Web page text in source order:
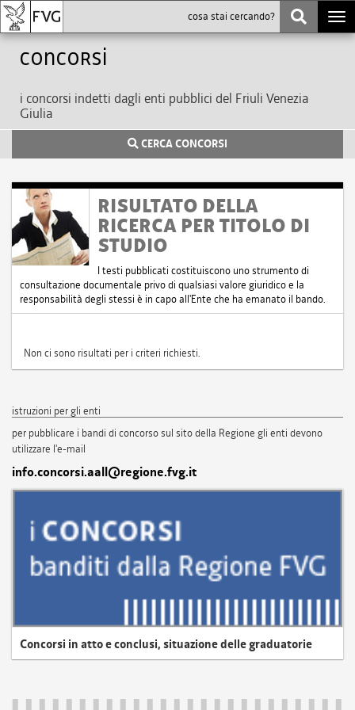
Concorsi
i concorsi indetti dagli enti pubblici del Friuli Venezia
Giulia
CERCA CONCORSI
RISULTATO DELLA
RICERCA PER TITOLO DI
STUDIO
I testi pubblicati costituiscono uno strumento di
consultazione documentale privo di qualsiasi valore giuridico e la
responsabilità degli stessi è in capo all'Ente che ha emanato il bando.
Non ci sono risultati per i criteri richiesti.
istruzioni per gli enti
per pubblicare i bandi di concorso sul sito della Regione gli enti devono
utilizzare l'e-mail
info.concorsi.aall@regione.fvg.it
Concorsi in atto e conclusi, situazione delle graduatorie